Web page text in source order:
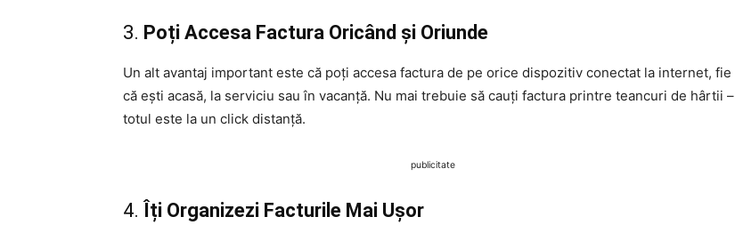
3. Poți Accesa Factura Oricând și Oriunde
Un alt avantaj important este că poți accesa factura de pe orice dispozitiv conectat la internet, fie
că ești acasă, la serviciu sau în vacanță. Nu mai trebuie să cauți factura printre teancuri de hârtii –
totul este la un click distanță.
publicitate
4. Îți Organizezi Facturile Mai Ușor